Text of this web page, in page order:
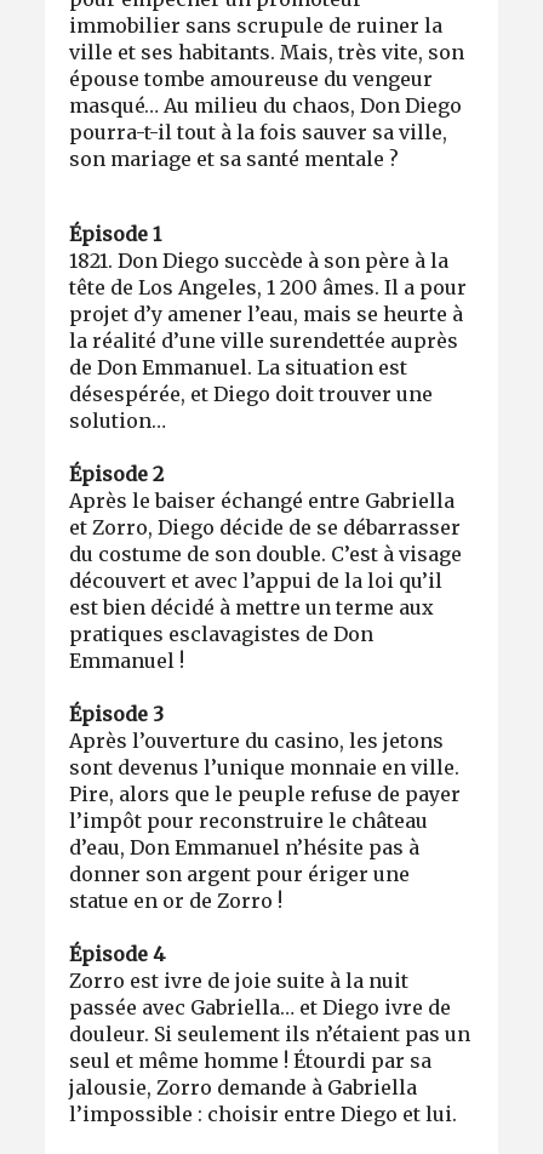
immobilier sans scrupule de ruiner la
ville et ses habitants. Mais, très vite, son
épouse tombe amoureuse du vengeur
masqué… Au milieu du chaos, Don Diego
pourra-t-il tout à la fois sauver sa ville,
son mariage et sa santé mentale ?
Épisode 1
1821. Don Diego succède à son père à la
tête de Los Angeles, 1 200 âmes. Il a pour
projet d’y amener l’eau, mais se heurte à
la réalité d’une ville surendettée auprès
de Don Emmanuel. La situation est
désespérée, et Diego doit trouver une
solution…
Épisode 2
Après le baiser échangé entre Gabriella
et Zorro, Diego décide de se débarrasser
du costume de son double. C’est à visage
découvert et avec l’appui de la loi qu’il
est bien décidé à mettre un terme aux
pratiques esclavagistes de Don
Emmanuel !
Épisode 3
Après l’ouverture du casino, les jetons
sont devenus l’unique monnaie en ville.
Pire, alors que le peuple refuse de payer
l’impôt pour reconstruire le château
d’eau, Don Emmanuel n’hésite pas à
donner son argent pour ériger une
statue en or de Zorro !
Épisode 4
Zorro est ivre de joie suite à la nuit
passée avec Gabriella… et Diego ivre de
douleur. Si seulement ils n’étaient pas un
seul et même homme ! Étourdi par sa
jalousie, Zorro demande à Gabriella
l’impossible : choisir entre Diego et lui.